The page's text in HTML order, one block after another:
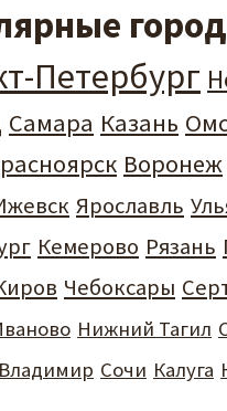
Петербург
Самара Казань
Воронеж
Ярославль
Кемерово Рязань
Чебоксары
Нижний Тагил
Владимир Сочи Калуга